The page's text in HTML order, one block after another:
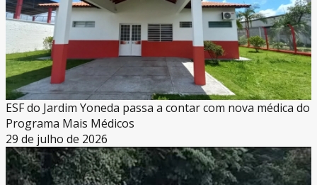
ESF do Jardim Yoneda passa a contar com nova médica do
Programa Mais Médicos
29 de julho de 2026